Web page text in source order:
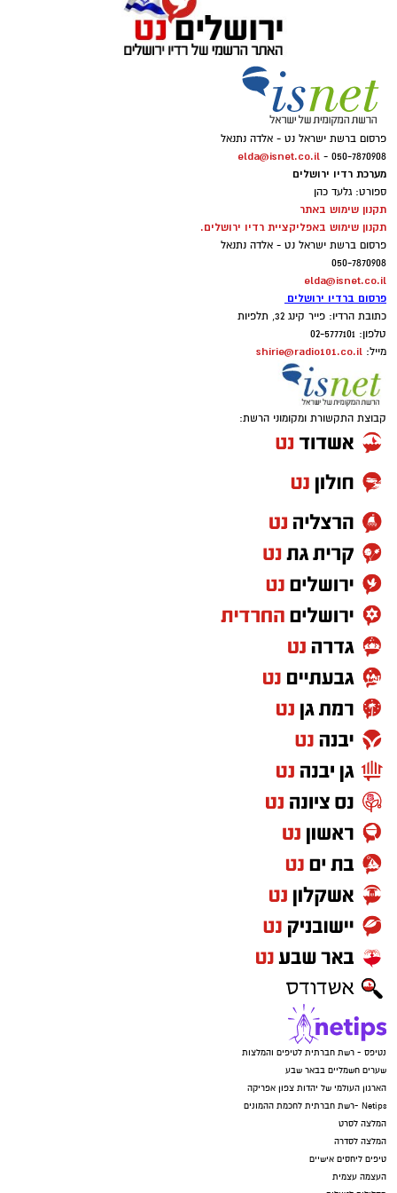
פרסום ברשת ישראל נט - אלדה נתנאל
050-7870908 -
elda@isnet.co.il
מערכת רדיו ירושלים
ספורט: גלעד כהן
תקנון שימוש באתר
תקנון שימוש באפליקציית רדיו ירושלים.
פרסום ברשת ישראל נט - אלדה נתנאל
050-7870908
elda@isnet.co.il
פרסום ברדיו ירושלים
כתובת הרדיו: פייר קינג 32, תלפיות
טלפון: 02-5777101
מייל: shirie@radio101.co.il
קבוצת התקשורת ומקומוני הרשת:
נטיפס - רשת חברתית לטיפים והמלצות
שערים חשמליים בבאר שבע
הארגון העולמי של יהדות צפון אפריקה
Netips -רשת חברתית לחכמת ההמונים
המלצה לסרט
המלצה לסדרה
טיפים ליחסים אישיים
העצמה עצמית